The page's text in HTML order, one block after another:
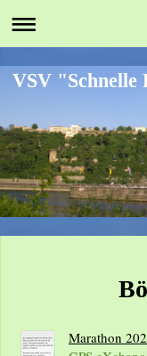
VSV "Schnelle
Marathon